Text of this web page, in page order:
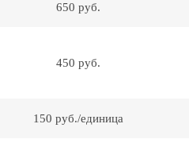
650 руб.
450 руб.
150 руб./единица